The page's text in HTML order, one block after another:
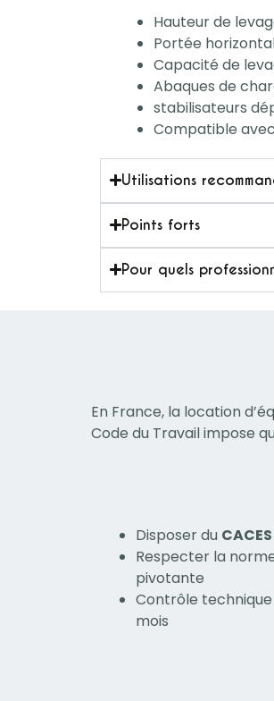
Hauteur de
Portée
Capacité de
Abaques de
stabilisateurs
Compatible
Utilisations
Points forts
Pour quels
En France, la location
Code du Travail impose
Disposer du
Respecter la
pivotante
Contrôle technique
mois